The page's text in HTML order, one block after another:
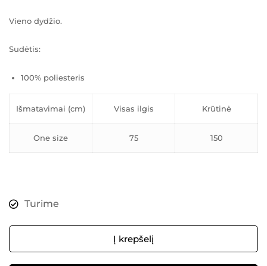
Vieno dydžio.
Sudėtis:
100% poliesteris
Išmatavimai (cm) Visas ilgis Krūtinė
One size 75 150
Turime
Į krepšelį